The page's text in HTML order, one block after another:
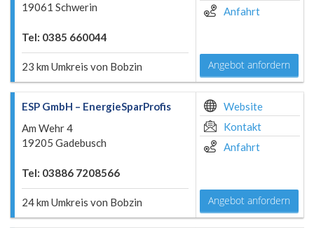
19061 Schwerin
Tel: 0385 660044
23 km Umkreis von Bobzin
Anfahrt
Angebot anfordern
ESP GmbH – EnergieSparProfis
Am Wehr 4
19205 Gadebusch
Tel: 03886 7208566
24 km Umkreis von Bobzin
Website
Kontakt
Anfahrt
Angebot anfordern